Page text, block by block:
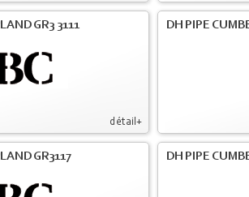
détail+
GR3 3111 DH PIPE
GR3117 DH PIPE